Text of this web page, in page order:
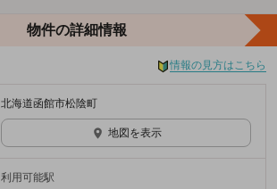
物件の詳細情報
情報の見方はこちら
北海道函館市松陰町
地図を表示
利用可能駅